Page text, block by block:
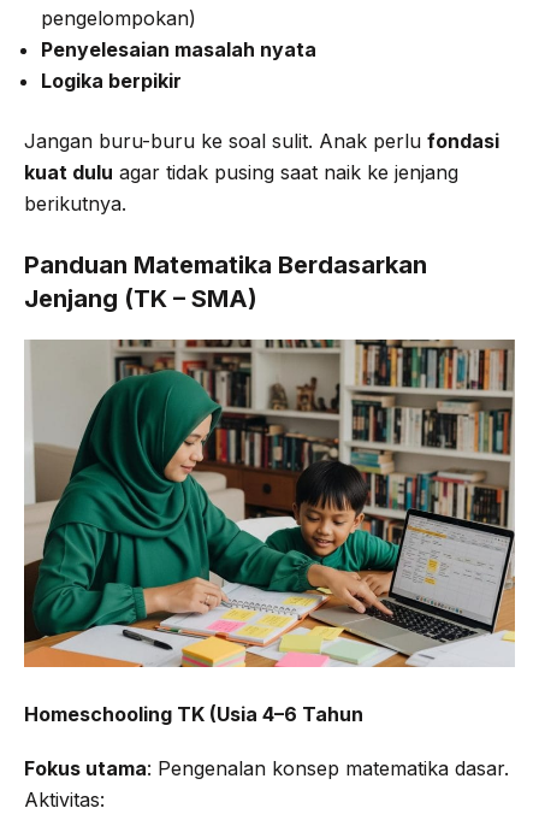
pengelompokan)
Penyelesaian masalah nyata
Logika berpikir
Jangan buru-buru ke soal sulit. Anak perlu fondasi
kuat dulu agar tidak pusing saat naik ke jenjang
berikutnya.
Panduan Matematika Berdasarkan
Jenjang (TK – SMA)
Homeschooling TK (Usia 4–6 Tahun
Fokus utama: Pengenalan konsep matematika dasar.
Aktivitas: